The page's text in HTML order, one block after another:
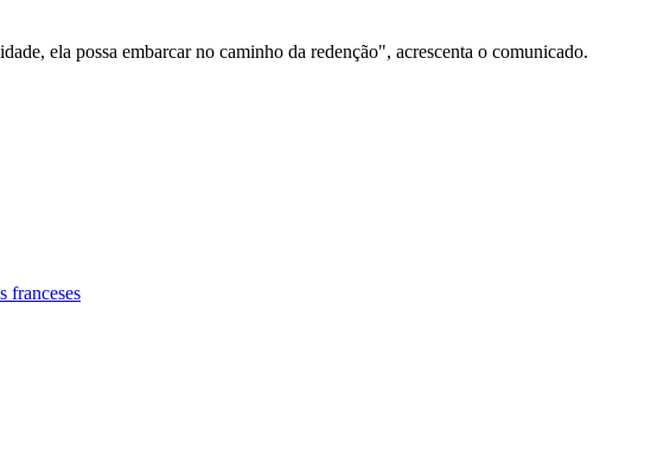
ela possa embarcar no caminho da redenção", acrescenta o comunicado.
franceses